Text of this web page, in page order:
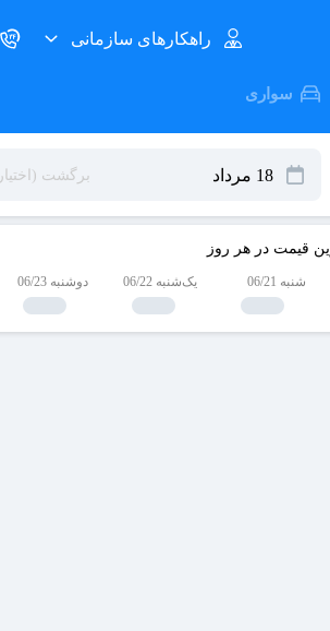
راهکارهای سازمانی
سواری
قیمت در هر روز
شنبه 06/21 یک‌شنبه 06/22 دوشنبه 06/23